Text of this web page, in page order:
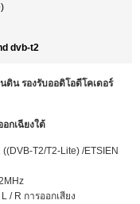
dvb-t2
ดิน รองรับออดิโอดีโคเดอร์
อกเฉียงใต้
T2/T2-Lite) /ETSIEN
/ R การออกเสียง